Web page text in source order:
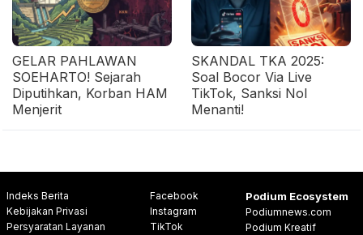
GELAR PAHLAWAN
SOEHARTO! Sejarah
Diputihkan, Korban HAM
Menjerit
SKANDAL TKA 2025:
Soal Bocor Via Live
TikTok, Sanksi Nol
Menanti!
Indeks Berita
Kebijakan Privasi
Persyaratan Layanan
Facebook
Instagram
TikTok
Podium Ecosystem
Podiumnews.com
Podium Kreatif